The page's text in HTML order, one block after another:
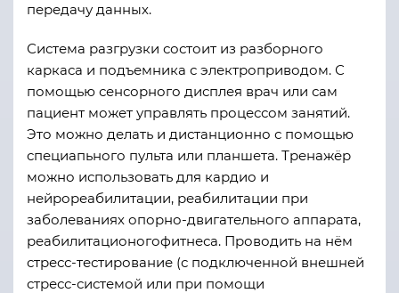
передачу данных.
Система разгрузки состоит из разборного
каркаса и подъемника с электроприводом. С
помощью сенсорного дисплея врач или сам
пациент может управлять процессом занятий.
Это можно делать и дистанционно с помощью
специапьного пульта или планшета. Тренажёр
можно использовать для кардио и
нейрореабилитации, реабилитации при
заболеваниях опорно-двигательного аппарата,
реабилитационогофитнеса. Проводить на нём
стресс-тестирование (с подключенной внешней
стресс-системой или при помощи